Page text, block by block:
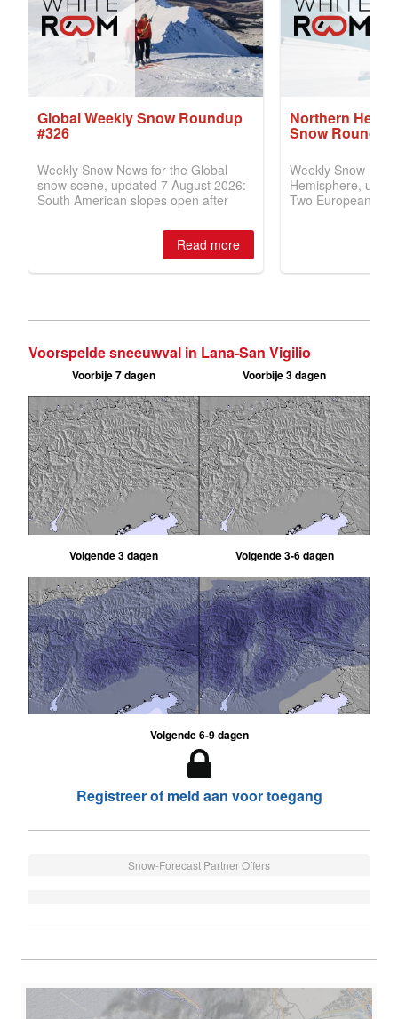
Voorspelde sneeuwval in Lana-San Vigilio
Voorbije 7 dagen Voorbije 3 dagen
Volgende 3 dagen Volgende 3-6 dagen
Volgende 6-9 dagen
Registreer of meld aan voor toegang
Snow-Forecast Partner Offers